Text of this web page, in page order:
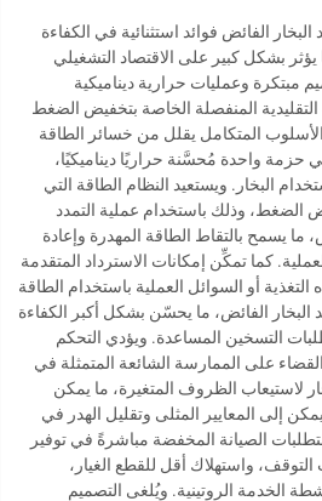
الفائض فوائد استثنائية في الكفاءة
يؤثر بشكل كبير على الاقتصاد التشغيلي
وعمليات حرارية ديناميكية
المنفصلة الخاصة بتخفيض الضغط
الأسلوب المتكامل يقلل من خسائر الطاقة
حزمة واحدة مُحسَّنة حراريًا ديناميكيًا،
البخار. ويستعيد النظام الطاقة التي
الضغط، وذلك باستخدام عملية التمدد
ما يسمح بالتقاط الطاقة المهدرة وإعادة
كما تمكِّن إمكانات الاسترداد المتقدمة
أو السوائل العملية باستخدام الطاقة
البخار الفائض، ما يحسّن بشكل أكبر الكفاءة
التسخين المساعدة. ويؤدي التحكم
على الممارسة الشائعة المتمثلة في
لاستيعاب الظروف المتغيرة، ما يمكن
إلى المعايير المثلى وتقليل الهدر في
الصيانة المخفضة مباشرةً في توفير
واستهلاك أقل للقطع الغيار،
الخدمة الروتينية. ويُلغى التصميم